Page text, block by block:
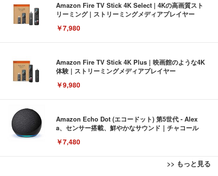
Amazon Fire TV Stick 4K Select | 4Kの高画質スト
リーミング | ストリーミングメディアプレイヤー
￥7,980
Amazon Fire TV Stick 4K Plus | 映画館のような4K
体験 | ストリーミングメディアプレイヤー
￥9,980
Amazon Echo Dot (エコードット) 第5世代 - Alex
a、センサー搭載、鮮やかなサウンド｜チャコール
￥7,480
>> もっと見る